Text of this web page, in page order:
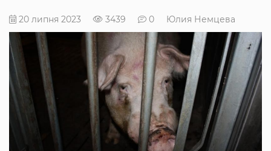
20 липня 2023 3439 0 Юлия Немцева